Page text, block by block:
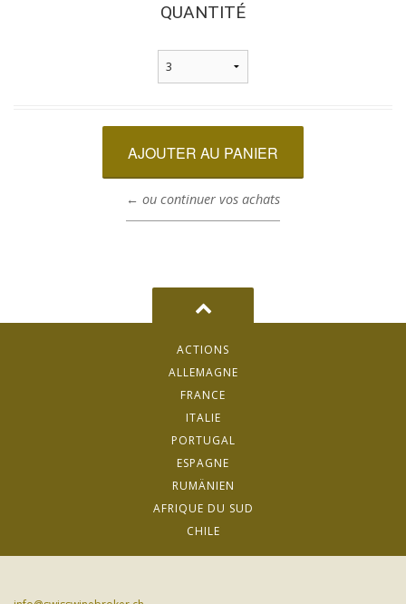
QUANTITÉ
← ou continuer vos achats
ACTIONS
ALLEMAGNE
FRANCE
ITALIE
PORTUGAL
ESPAGNE
RUMÄNIEN
AFRIQUE DU SUD
CHILE